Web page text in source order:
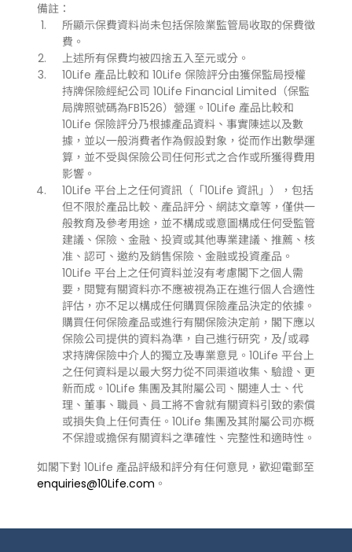
備註：
所顯示保費資料尚未包括保險業監管局收取的保費徵
費。
上述所有保費均被四捨五入至元或分。
10Life 產品比較和 10Life 保險評分由獲保監局授權
持牌保險經紀公司 10Life Financial Limited（保監
局牌照號碼為FB1526）營運。10Life 產品比較和
10Life 保險評分乃根據產品資料、事實陳述以及數
據，並以一般消費者作為假設對象，從而作出數學運
算，並不受與保險公司任何形式之合作或所獲得費用
影響。
10Life 平台上之任何資訊（「10Life 資訊」），包括
但不限於產品比較、產品評分、網誌文章等，僅供一
般教育及參考用途，並不構成或意圖構成任何受監管
建議、保險、金融、投資或其他專業建議、推薦、核
准、認可、邀約及銷售保險、金融或投資產品。
10Life 平台上之任何資料並沒有考慮閣下之個人需
要，閱覽有關資料亦不應被視為正在進行個人合適性
評估，亦不足以構成任何購買保險產品決定的依據。
購買任何保險產品或進行有關保險決定前，閣下應以
保險公司提供的資料為準，自己進行研究，及/或尋
求持牌保險中介人的獨立及專業意見。10Life 平台上
之任何資料是以最大努力從不同渠道收集、驗證、更
新而成。10Life 集團及其附屬公司、關連人士、代
理、董事、職員、員工將不會就有關資料引致的索償
或損失負上任何責任。10Life 集團及其附屬公司亦概
不保證或擔保有關資料之準確性、完整性和適時性。
如閣下對 10Life 產品評級和評分有任何意見，歡迎電郵至
enquiries@10Life.com 。